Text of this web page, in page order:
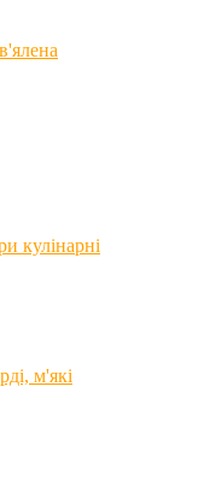
кулінарні
м'які